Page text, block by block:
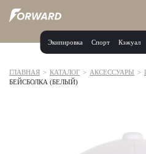
Экипировка Спорт Кэжуал
Москва и МО
ГЛАВНАЯ > КАТАЛОГ > АКСЕССУАРЫ >
БЕЙСБОЛКА (БЕЛЫЙ)